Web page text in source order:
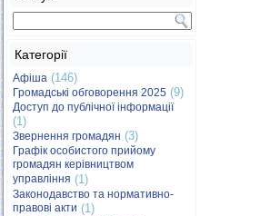
Категорії
Афіша (146)
Громадські обговорення 2025 (9)
Доступ до публічної інформації
(1)
Звернення громадян (3)
Графік особистого прийому
громадян керівництвом
управління (1)
Законодавство та нормативно-
правові акти (1)